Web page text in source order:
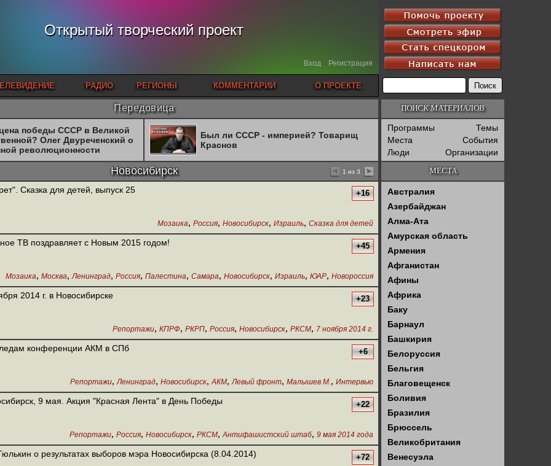
Открытый творческий проект
Вход Регистрация
РАДИО РЕГИОНЫ КОММЕНТАРИИ О ПРОЕКТЕ
Передовица
победы СССР в Великой
Олег Двуреченский о
революционности
Был ли СССР - империей? Товарищ
Краснов
Новосибирск 1 из 3
Сказка для детей, выпуск 25 +16
Мозаика, Россия, Новосибирск, Израиль, Сказка для детей
ТВ поздравляет с Новым 2015 годом! +45
Мозаика, Москва, Ленинград, Россия, Палестина, Самара, Новосибирск, Израиль, ЮАР, Новороссия
2014 г. в Новосибирске +23
Репортажи, КПРФ, РКРП, Россия, Новосибирск, РКСМ, 7 ноября 2014 г.
конференции АКМ в СПб +6
Репортажи, Ленинград, Новосибирск, АКМ, Левый фронт, Малышев М., Интервью
9 мая. Акция "Красная Лента" в День Победы +22
Репортажи, Россия, Новосибирск, РКСМ, Антифашистский штаб, 9 мая 2014 года
о результатах выборов мэра Новосибирска (8.04.2014) +72
ПОИСК МАТЕРИАЛОВ
Программы
Темы
Места
События
Люди
Организации
МЕСТА
Австралия
Азербайджан
Алма-Ата
Амурская область
Армения
Афганистан
Афины
Африка
Баку
Барнаул
Башкирия
Белоруссия
Бельгия
Благовещенск
Боливия
Бразилия
Брюссель
Великобритания
Венесуэла